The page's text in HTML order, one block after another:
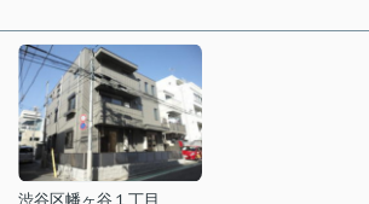
渋谷区幡ヶ谷１丁目